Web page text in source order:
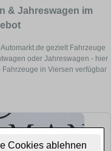
Cookies ablehnen
& Jahreswagen im
gezielt Fahrzeuge
oder Jahreswagen - hier
in Viersen verfügbar